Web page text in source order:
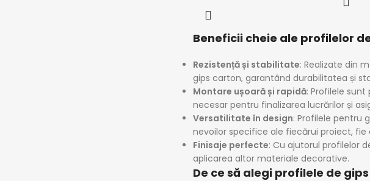
Beneficii cheie ale profilelor
Rezistență și stabilitate: Realizate din
gips carton, garantând durabilitatea și
Montare ușoară și rapidă: Profilele
necesar pentru finalizarea lucrărilor și
Versatilitate în design: Profilele pentru
nevoilor specifice ale fiecărui proiect,
Finisaje perfecte: Cu ajutorul profilelor
aplicarea altor materiale decorative.
De ce să alegi profilele de